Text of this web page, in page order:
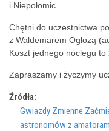
i Niepołomic.
Chętni do uczestnictwa
z Waldemarem Ogłozą
Koszt jednego noclegu to
Zapraszamy i życzymy
Źródła:
Gwiazdy Zmienne
astronomów z